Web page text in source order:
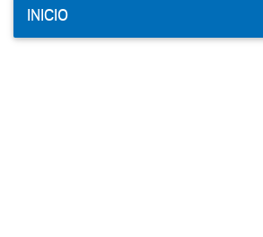
INICIO